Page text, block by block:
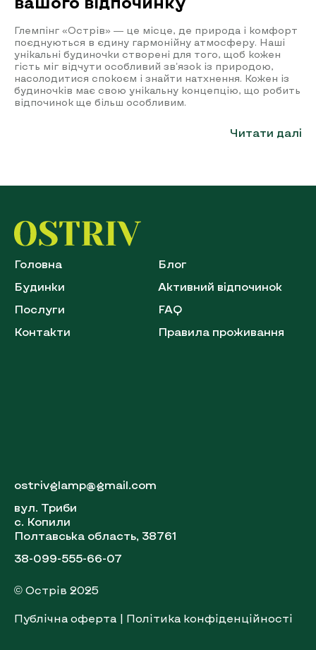
Глемпінг «Острів» — це місце, де природа і комфорт
поєднуються в єдину гармонійну атмосферу. Наші
унікальні будиночки створені для того, щоб кожен
гість міг відчути особливий зв’язок із природою,
насолодитися спокоєм і знайти натхнення. Кожен із
будиночків має свою унікальну концепцію, що робить
відпочинок ще більш особливим.
Читати далі
Головна
Блог
Будинки
Активний відпочинок
Послуги
FAQ
Контакти
Правила проживання
ostrivglamp@gmail.com
вул. Триби
с. Копили
Полтавська область, 38761
38-099-555-66-07
© Острів 2025
Публічна оферта | Політика конфіденційності